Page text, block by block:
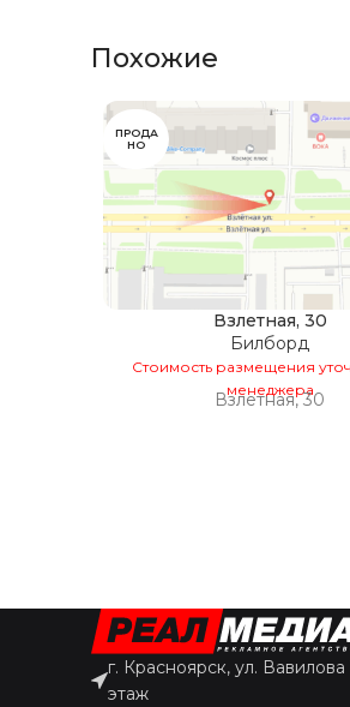
Похожие
ПРОДА
НО
Взлетная, 30
Билборд
Стоимость размещения
менеджера
Взлетная, 30
г. Красноярск, ул. Вавилова
этаж